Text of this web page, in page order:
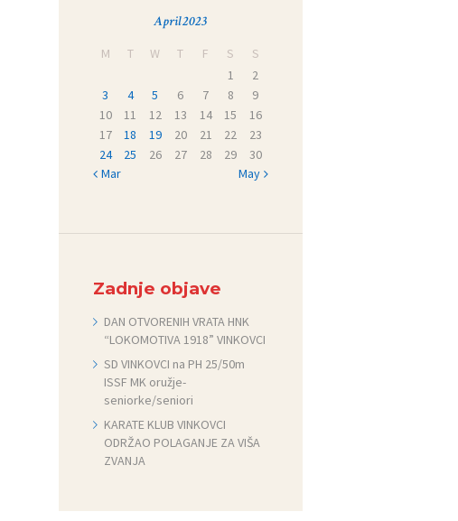
April 2023
M T W T F S
S
1
2
3
4 5 6 7 8
9
10
11 12 13 14 15
16
17
18 19 20 21 22
23
24
25 26 27 28 29
30
« Mar
May »
Zadnje objave
DAN OTVORENIH VRATA HNK
“LOKOMOTIVA 1918” VINKOVCI
SD VINKOVCI na PH 25/50m
ISSF MK oružje-
seniorke/seniori
KARATE KLUB VINKOVCI
ODRŽAO POLAGANJE ZA VIŠA
ZVANJA